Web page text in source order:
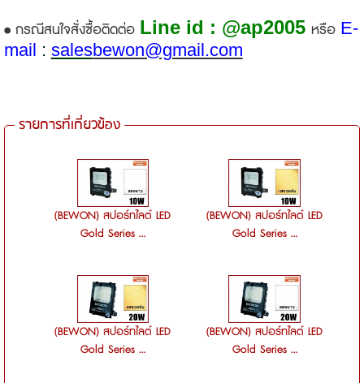
• กรณีสนใจสั่งซื้อติดต่อ Line id : @ap2005 หรือ E-
mail : salesbewon@gmail.com
รายการที่เกี่ยวข้อง
(BEWON) สปอร์ทไลต์ LED
Gold Series ...
(BEWON) สปอร์ทไลต์ LED
Gold Series ...
(BEWON) สปอร์ทไลต์ LED
Gold Series ...
(BEWON) สปอร์ทไลต์ LED
Gold Series ...